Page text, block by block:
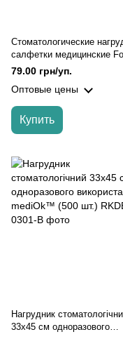
Стоматологические
салфетки медицинские
Pro™ трехслойные 33х41
(50шт/пач), Белый
79.00 грн/уп.
Оптовые цены
Купить
Нагрудник
33х45 см одноразового